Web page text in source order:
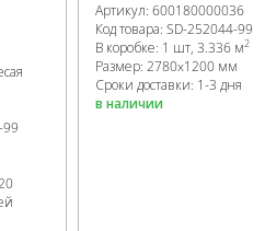
-99
Артикул: 600180000036
Код товара: SD-252044-99
В коробке: 1 шт, 3.336 м2
Размер: 2780x1200 мм
Сроки доставки: 1-3 дня
в наличии